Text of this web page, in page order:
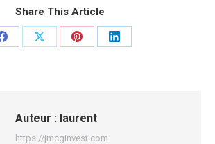
Share This Article
PartagerPartagerPartagerPartager
Auteur : laurent
https://jmcginvest.com